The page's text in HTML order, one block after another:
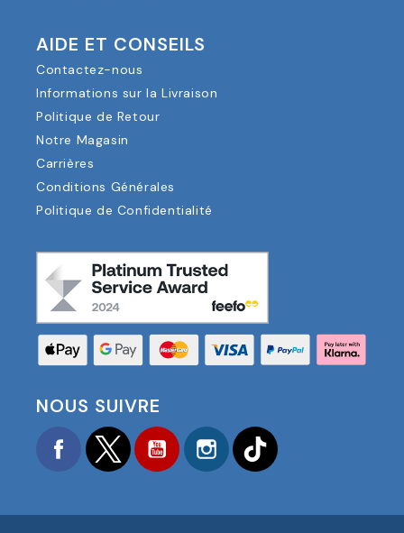
AIDE ET CONSEILS
Contactez-nous
Informations sur la Livraison
Politique de Retour
Notre Magasin
Carrières
Conditions Générales
Politique de Confidentialité
NOUS SUIVRE
FacebookTwitter YouTubeInstagram